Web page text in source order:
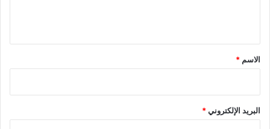
*
الاسم *
البريد الإلكتروني*